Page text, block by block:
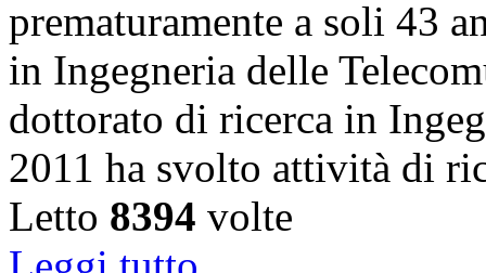
prematuramente a soli 43
in Ingegneria delle
dottorato di ricerca in
2011 ha svolto attività di
Letto 8394 volte